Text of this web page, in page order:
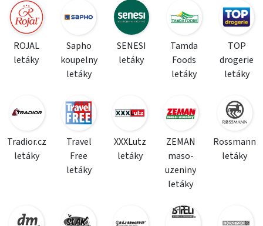
ROJAL
letáky
Sapho
koupelny
letáky
SENESI
letáky
Tamda
Foods
letáky
TOP
drogerie
letáky
Tradior.cz
letáky
Travel
Free
letáky
XXXLutz
letáky
ZEMAN
maso-
uzeniny
letáky
Rossmann
letáky